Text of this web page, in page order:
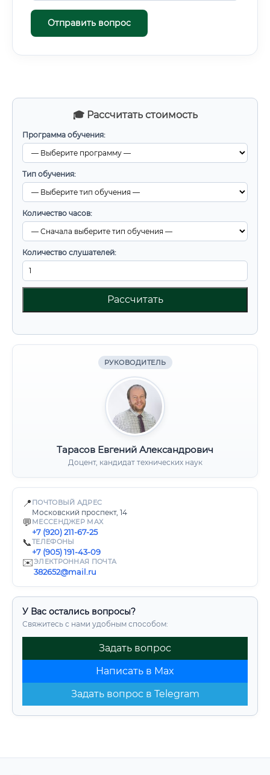
🎓 Рассчитать стоимость
Программа обучения:
Тип обучения:
Количество часов:
Количество слушателей:
Рассчитать
РУКОВОДИТЕЛЬ
Тарасов Евгений Александрович
Доцент, кандидат технических наук
📍 ПОЧТОВЫЙ АДРЕС
Московский проспект, 14
💬 МЕССЕНДЖЕР MAX
+7 (920) 211-67-25
📞ТЕЛЕФОНЫ
+7 (905) 191-43-09
✉️ЭЛЕКТРОННАЯ ПОЧТА
382652@mail.ru
У Вас остались вопросы?
Свяжитесь с нами удобным способом:
Задать вопрос
Написать в Max
Задать вопрос в Telegram
Отправить вопрос